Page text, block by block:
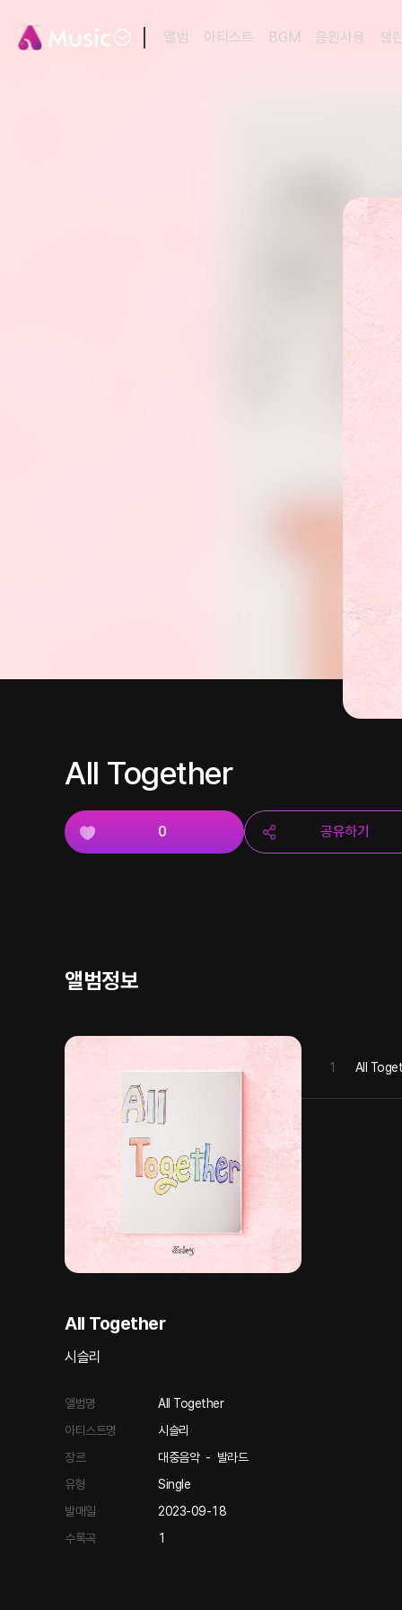
앨범 아티스트 BGM 음원사용 챌
All Together
0 공유하기
앨범정보
All Together
시슬리
앨범명
All Together
아티스트명
시슬리
장르
대중음악- 발라드
유형
Single
발매일
2023-09-18
수록곡
1
1 All